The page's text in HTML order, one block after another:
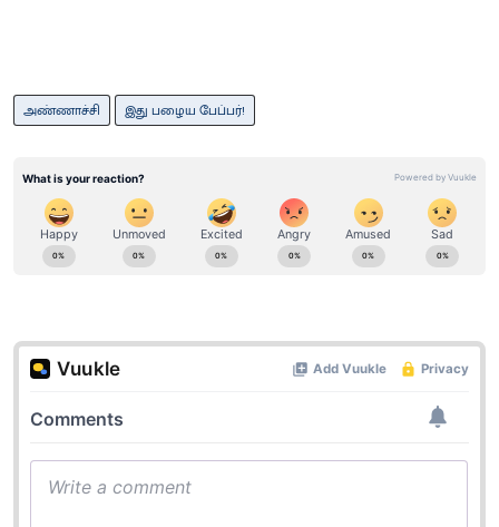
அண்ணாச்சி இது பழைய பேப்பர்!